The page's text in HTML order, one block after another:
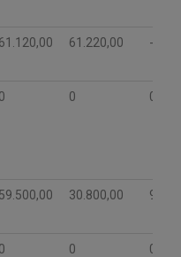
61.120,00 61.220,00 -
0 0 0
59.500,00 30.800,00
0 0 0